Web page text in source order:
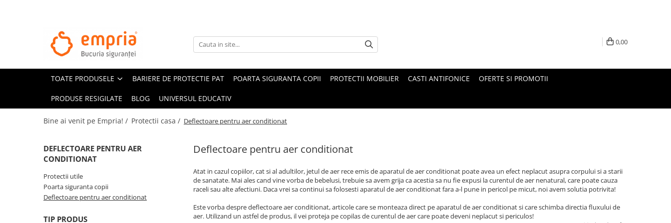
TOATE PRODUSELE
Oferte Protectii Laterale Pat
Bariere protectie pentru pat
Aparatori laterale patut bebe
Sigurante pentru sertare si usi
Kituri de siguranta pentru copii si
Protectii casa
0,00
TOATE PRODUSELE BARIERE DE PROTECTIE PAT POARTA SIGURANTA COPII PROTECTII MOBILIER CASTI ANTIFONICE OFERTE SI PROMOTII
PRODUSE RESIGILATE BLOG UNIVERSUL EDUCATIV
Bine ai venit pe Empria! / Protectii casa / Deflectoare pentru aer conditionat
Deflectoare pentru aer conditionat
Atat in cazul copiilor, cat si al adultilor, jetul de aer rece emis de aparatul de aer conditionat poate avea un efect neplacut asupra corpului si a starii
de sanatate. Mai ales cand vine vorba de bebelusi, trebuie sa avem grija ca acestia sa nu fie expusi la curentul de aer nenatural, care poate cauza
raceli sau alte afectiuni. Daca vrei sa continui sa folosesti aparatul de aer conditionat fara a-l pune in pericol pe micut, noi avem solutia potrivita!
Este vorba despre deflectoare aer conditionat, articole care se monteaza direct pe aparatul de aer conditionat si care schimba directia fluxului de
aer. Utilizand un astfel de produs, il vei proteja pe copilas de curentul de aer care poate deveni neplacut si periculos!
DEFLECTOARE PENTRU AER
CONDITIONAT
Protectii utile
Poarta siguranta copii
Deflectoare pentru aer conditionat
TIP PRODUS